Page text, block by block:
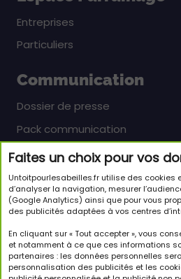
Faites un choix pour vos
Untoitpourlesabeilles.fr utilise des
d’analyser la navigation, mesurer
(Google Analytics) ainsi que pour vous
des publicités adaptées à vos centres
En cliquant sur « Tout accepter », vous
et notamment à ce que ces informations
partenaires : les données personnelles
personnalisation des publicités et les
Entreprises
Particuliers
Communication
Dossier de presse
Pack communication
Newsletter
Inscrivez-vous pour en savoir
passionnant des abeilles et
JE M'INSCRIS À LA
Suivez-nous